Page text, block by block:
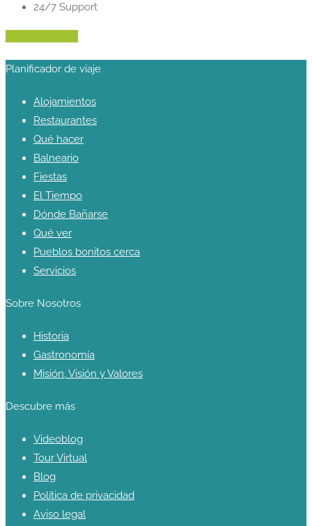
24/7 Support
Planificador de viaje
Alojamientos
Restaurantes
Qué hacer
Balneario
Fiestas
El Tiempo
Dónde Bañarse
Qué ver
Pueblos bonitos cerca
Servicios
Sobre Nosotros
Historia
Gastronomía
Misión, Visión y Valores
Descubre más
Videoblog
Tour Virtual
Blog
Política de privacidad
Aviso legal